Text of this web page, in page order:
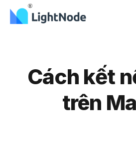
Cách kết
trên